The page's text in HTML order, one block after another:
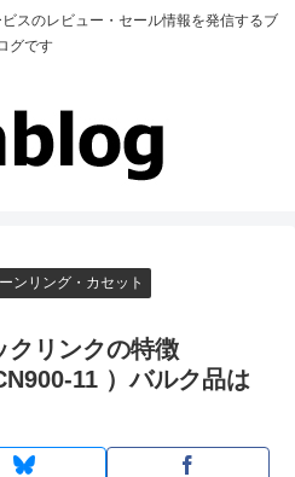
スのレビュー・セール情報を発信するブ
グです
ンリング・カセット
クリンクの特徴
11 ）バルク品は